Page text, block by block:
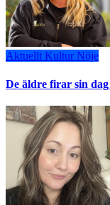
Aktuellt Kultur Nöje
De äldre firar sin